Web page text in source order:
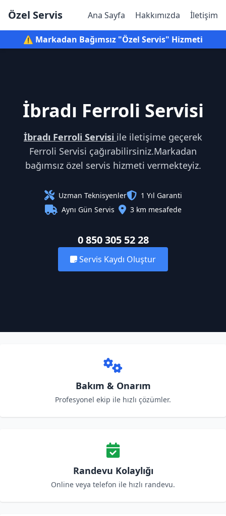
Özel Servis Ana Sayfa Hakkımızda İletişim
⚠️ Markadan Bağımsız "Özel Servis" Hizmeti
İbradı Ferroli Servisi
İbradı Ferroli Servisi ile iletişime geçerek
Ferroli Servisi çağırabilirsiniz.Markadan
bağımsız özel servis hizmeti vermekteyiz.
Uzman Teknisyenler
1 Yıl Garanti
Aynı Gün Servis
3 km mesafede
0 850 305 52 28
Servis Kaydı Oluştur
Bakım & Onarım
Profesyonel ekip ile hızlı çözümler.
Randevu Kolaylığı
Online veya telefon ile hızlı randevu.